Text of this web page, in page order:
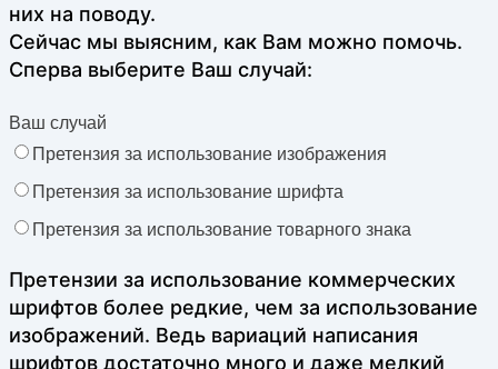
них на поводу.
Сейчас мы выясним, как Вам можно помочь.
Сперва выберите Ваш случай:
Ваш случай
Претензия за использование изображения
Претензия за использование шрифта
Претензия за использование товарного знака
Претензии за использование коммерческих
шрифтов более редкие, чем за использование
изображений. Ведь вариаций написания
шрифтов достаточно много и даже мелкий